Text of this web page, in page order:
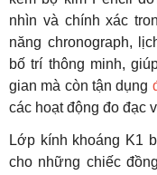
nhìn và chính xác
năng chronograph,
bố trí thông minh,
gian mà còn tận dụng
các hoạt động đo đạc
Lớp kính khoáng K1
cho những chiếc